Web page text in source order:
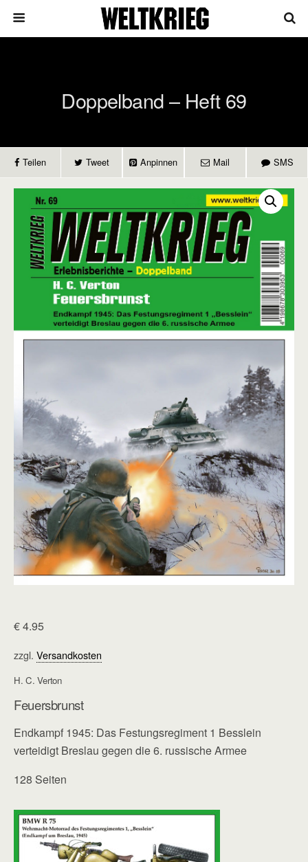
Doppelband – Heft 69
Teilen Tweet Anpinnen Mail SMS
€4.95
zzgl. Versandkosten
H. C. Verton
Feuersbrunst
Endkampf 1945: Das Festungsregiment 1 Besslein
verteidigt Breslau gegen die 6. russische Armee
128 Seiten